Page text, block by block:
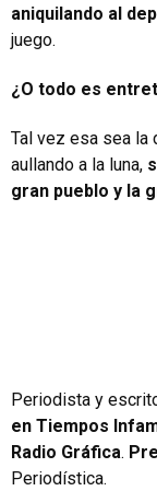
aniquilando al
juego.
¿O todo es
Tal vez esa sea la
aullando a la luna,
gran pueblo y la
Periodista y
en Tiempos
Radio Gráfica.
Periodística.